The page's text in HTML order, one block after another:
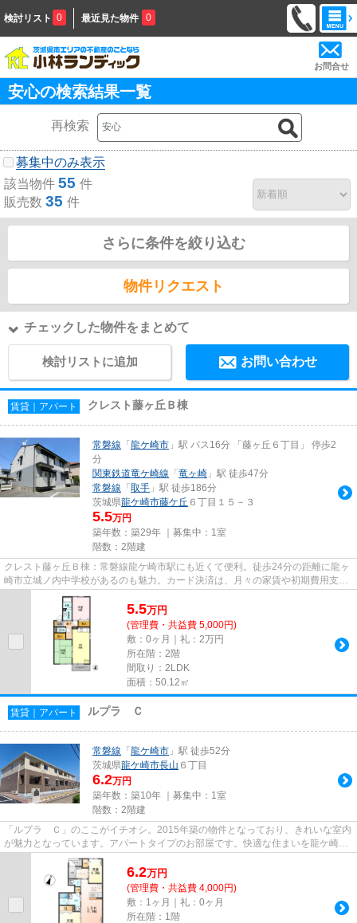
検討リスト 0 最近見た物件 0
お問合せ
安心の検索結果一覧
再検索
募集中のみ表示
該当物件 55 件
販売数 35 件
さらに条件を絞り込む
物件リクエスト
チェックした物件をまとめて
検討リストに追加 お問い合わせ
賃貸｜アパート クレスト藤ヶ丘Ｂ棟
常磐線 「 龍ケ崎市 」駅 バス16分 「藤ヶ丘６丁目」 停歩2
分
関東鉄道竜ケ崎線 「 竜ヶ崎 」駅 徒歩47分
常磐線 「 取手 」駅 徒歩186分
茨城県龍ケ崎市藤ケ丘 ６丁目１５－３
5.5万円
築年数：築29年 ｜募集中： 1室
階数：2階建
クレスト藤ヶ丘Ｂ棟：常磐線龍ケ崎市駅にも近くて便利。徒歩24分の距離に龍ヶ
崎市立城ノ内中学校があるのも魅力。カード決済は、月々の家賃や初期費用支払
いのわずらわしさを解消して...
5.5万円
(管理費・共益費 5,000円)
敷：0ヶ月｜礼：2万円
所在階：2階
間取り：2LDK
面積：50.12㎡
賃貸｜アパート ルプラ Ｃ
常磐線 「 龍ケ崎市 」駅 徒歩52分
茨城県龍ケ崎市長山 ６丁目
6.2万円
築年数：築10年 ｜募集中： 1室
階数：2階建
「ルプラ Ｃ」のここがイチオシ。2015年築の物件となっており、きれいな室内
が魅力となっています。アパートタイプのお部屋です。快適な住まいを龍ケ崎市
エリアで手に入れましょう。...
6.2万円
(管理費・共益費 4,000円)
敷：1ヶ月｜礼：0ヶ月
所在階：1階